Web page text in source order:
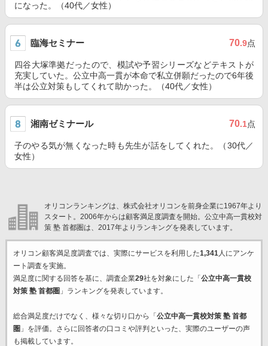
になった。（40代／女性）
臨海セミナー 70.9点
四谷大塚準拠だったので、模試や予習シリーズなどテキストが
充実していた。公立中高一貫が本命で私立併願だったので6年後
半は公立対策もしてくれて助かった。（40代／女性）
湘南ゼミナール 70.1点
子のやる気が無くなった時も先生が話をしてくれた。（30代／
女性）
オリコンランキングは、株式会社オリコンを前身企業に1967年より
スタート。2006年からは顧客満足度調査を開始。公立中高一貫校対
策 塾 首都圏は、2017年よりランキングを発表しています。
オリコン顧客満足度調査では、実際にサービスを利用した1,341人にアンケ
ート調査を実施。
満足度に関する回答を基に、調査企業29社を対象にした「 公立中高一貫校
対策 塾 首都圏 」ランキングを発表しています。
総合満足度だけでなく、様々な切り口から「 公立中高一貫校対策 塾 首都
圏 」を評価。さらに回答者の口コミや評判といった、実際のユーザーの声
も掲載しています。